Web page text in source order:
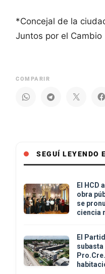
*Concejal de la
Juntos por el Cambio
COMPARIR
SEGUÍ LEYENDO
El HCD
obra
se
ciencia
El
subasta